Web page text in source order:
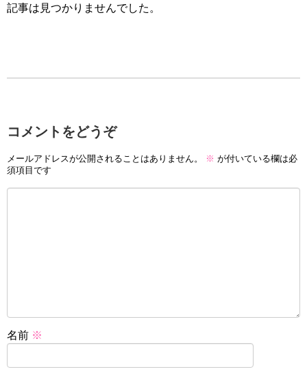
記事は見つかりませんでした。
コメントをどうぞ
メールアドレスが公開されることはありません。 ※ が付いている欄は必
須項目です
名前 ※